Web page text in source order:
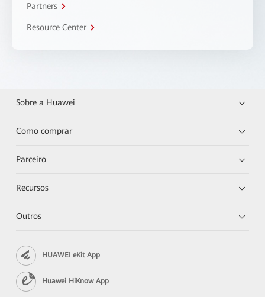
Partners
Resource Center
Sobre a Huawei
Como comprar
Parceiro
Recursos
Outros
HUAWEI eKit App
Huawei HiKnow App